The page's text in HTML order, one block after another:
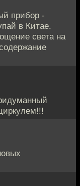
прибор -
в Китае.
света на